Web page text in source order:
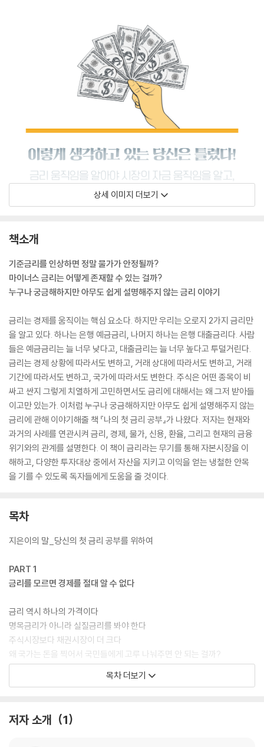
상세 이미지 더보기
책소개
기준금리를 인상하면 정말 물가가 안정될까?
마이너스 금리는 어떻게 존재할 수 있는 걸까?
누구나 궁금해하지만 아무도 쉽게 설명해주지 않는 금리 이야기
금리는 경제를 움직이는 핵심 요소다. 하지만 우리는 오로지 2가지 금리만
을 알고 있다. 하나는 은행 예금금리, 나머지 하나는 은행 대출금리다. 사람
들은 예금금리는 늘 너무 낮다고, 대출금리는 늘 너무 높다고 투덜거린다.
금리는 경제 상황에 따라서도 변하고, 거래 상대에 따라서도 변하고, 거래
기간에 따라서도 변하고, 국가에 따라서도 변한다. 주식은 어떤 종목이 비
싸고 싼지 그렇게 치열하게 고민하면서도 금리에 대해서는 왜 그저 받아들
이고만 있는가. 이처럼 누구나 궁금해하지만 아무도 쉽게 설명해주지 않는
금리에 관해 이야기해줄 책 『나의 첫 금리 공부』가 나왔다. 저자는 현재와
과거의 사례를 연관시켜 금리, 경제, 물가, 신용, 환율, 그리고 현재의 금융
위기와의 관계를 설명한다. 이 책이 금리라는 무기를 통해 자본시장을 이
해하고, 다양한 투자대상 중에서 자산을 지키고 이익을 얻는 냉철한 안목
을 기를 수 있도록 독자들에게 도움을 줄 것이다.
목차
지은이의 말_당신의 첫 금리 공부를 위하여
PART 1
금리를 모르면 경제를 절대 알 수 없다
금리 역시 하나의 가격이다
명목금리가 아니라 실질금리를 봐야 한다
주식시장보다 채권시장이 더 크다
왜 국가는 돈을 찍어서 국민들에게 고루 나눠주면 안 되는 걸까?
자산가치 평가의 첫걸음, 할인율에 대해 익히자
목차 더보기
저자 소개 1